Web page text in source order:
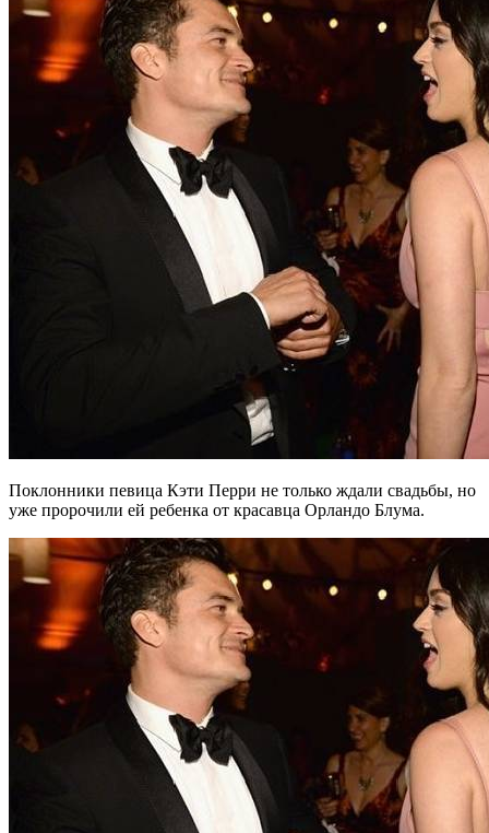
Поклонники певица Кэти Перри не только ждали свадьбы, но
уже пророчили ей ребенка от красавца Орландо Блума.